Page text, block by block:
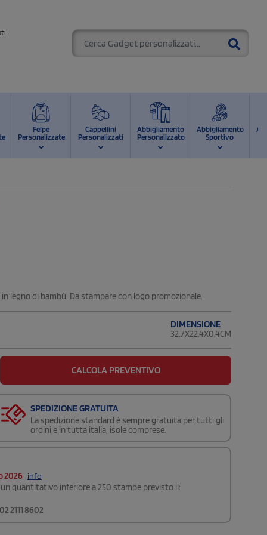
Felpe
Personalizzate
Cappellini
Personalizzati
Abbigliamento
Personalizzato
Abbigliamento
Sportivo
legno di bambù. Da stampare con logo promozionale.
DIMENSIONE
32.7X22.4X0.4CM
CALCOLA PREVENTIVO
SPEDIZIONE GRATUITA
La spedizione standard è sempre gratuita per tutti gli
ordini e in tutta italia, isole comprese.
2026 info
quantitativo inferiore a 250 stampe previsto il:
02 2111 8602